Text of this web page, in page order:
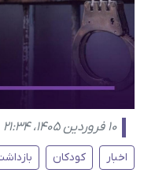
۱۰ فروردین ۱۴۰۵، ۲۱:۳۴
اخبار کودکان